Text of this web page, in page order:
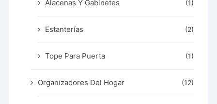
Alacenas Y Gabinetes (1)
Estanterías (2)
Tope Para Puerta (1)
Organizadores Del Hogar (12)